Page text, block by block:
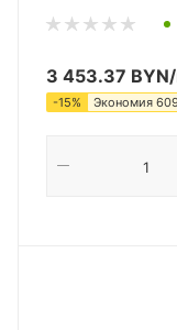
3 453.37 BYN
-15% Экономия